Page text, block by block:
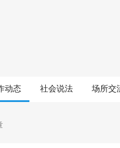
动态 社会说法 场所交